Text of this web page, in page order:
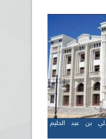
بن عبد الحليم